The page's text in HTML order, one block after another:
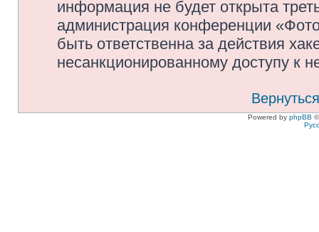
информация не будет открыта
администрация конференции
быть ответственна за действия
несанкционированному доступу к
Powered by phpBB